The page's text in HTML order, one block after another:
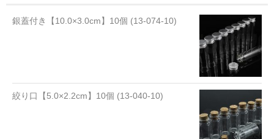
銀蓋付き【10.0×3.0cm】10個 (13-074-10)
絞り口【5.0×2.2cm】10個 (13-040-10)